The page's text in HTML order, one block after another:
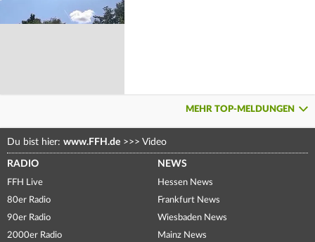
MEHR TOP-MELDUNGEN
Du bist hier: www.FFH.de >>> Video
RADIO
FFH Live
80er Radio
90er Radio
2000er Radio
NEWS
Hessen News
Frankfurt News
Wiesbaden News
Mainz News